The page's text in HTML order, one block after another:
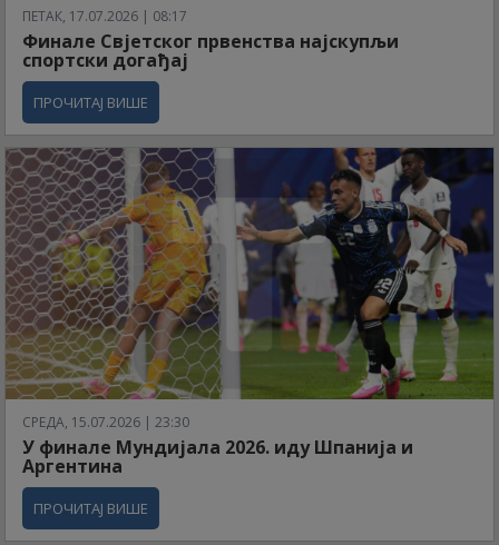
ПЕТАК, 17.07.2026 | 08:17
Финале Свјетског првенства најскупљи
спортски догађај
ПРОЧИТАЈ ВИШЕ
СРЕДА, 15.07.2026 | 23:30
У финале Мундијала 2026. иду Шпанија и
Аргентина
ПРОЧИТАЈ ВИШЕ